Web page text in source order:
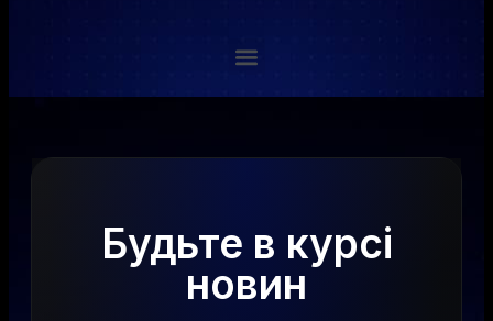
Будьте в курсі
новин